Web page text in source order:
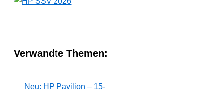
Verwandte Themen:
Neu: HP Pavilion – 15-